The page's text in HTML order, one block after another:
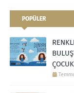
POPÜLER